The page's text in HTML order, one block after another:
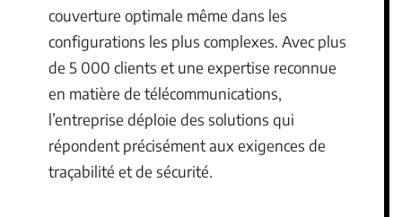
couverture optimale même dans les
configurations les plus complexes. Avec plus
de 5 000 clients et une expertise reconnue
en matière de télécommunications,
l’entreprise déploie des solutions qui
répondent précisément aux exigences de
traçabilité et de sécurité.